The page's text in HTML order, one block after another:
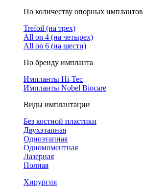
По количеству опорных имплантов
Trefoil (на трех)
All on 4 (на четырех)
All on 6 (на шести)
По бренду импланта
Импланты Hi-Tec
Импланты Nobel Biocare
Виды имплантации
Без костной пластики
Двухэтапная
Одноэтапная
Одномоментная
Лазерная
Полная
Хирургия